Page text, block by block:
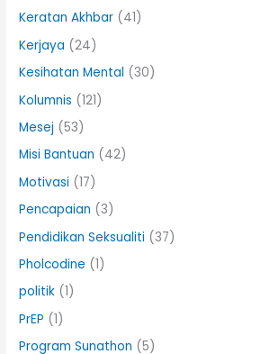
Keratan Akhbar (41)
Kerjaya (24)
Kesihatan Mental (30)
Kolumnis (121)
Mesej (53)
Misi Bantuan (42)
Motivasi (17)
Pencapaian (3)
Pendidikan Seksualiti (37)
Pholcodine (1)
politik (1)
PrEP (1)
Program Sunathon (5)